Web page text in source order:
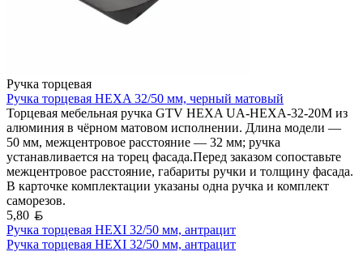
Ручка торцевая
Ручка торцевая HEXA 32/50 мм, черный матовый
Торцевая мебельная ручка GTV HEXA UA-HEXA-32-20M из
алюминия в чёрном матовом исполнении. Длина модели —
50 мм, межцентровое расстояние — 32 мм; ручка
устанавливается на торец фасада.Перед заказом сопоставьте
межцентровое расстояние, габариты ручки и толщину фасада.
В карточке комплектации указаны одна ручка и комплект
саморезов.
5,80
Ручка торцевая HEXI 32/50 мм, антрацит
Ручка торцевая HEXI 32/50 мм, антрацит